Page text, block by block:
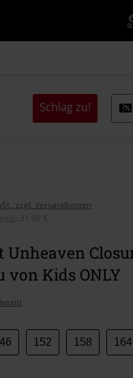
Schlag zu!
zzgl. Versandkosten
31,99 €
Unheaven
von Kids ONLY
152 158 164